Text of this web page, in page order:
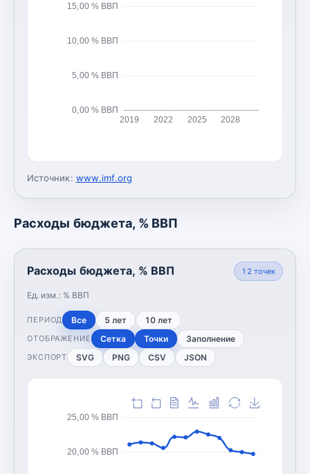
0,00 % ВВП
5,00 % ВВП
10,00 % ВВП
15,00 % ВВП
2019 2022 2025 2028
Источник: www.imf.org
Расходы бюджета, % ВВП
Расходы бюджета, % ВВП
Ед. изм.: % ВВП
12 точек
ПЕРИОД Все 5 лет 10 лет
ОТОБРАЖЕНИЕ Сетка Точки Заполнение
ЭКСПОРТ SVG PNG CSV JSON
20,00 % ВВП
25,00 % ВВП